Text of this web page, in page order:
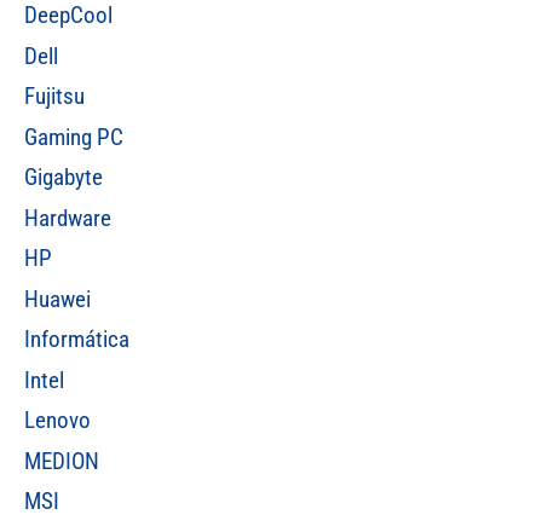
DeepCool
Dell
Fujitsu
Gaming PC
Gigabyte
Hardware
HP
Huawei
Informática
Intel
Lenovo
MEDION
MSI